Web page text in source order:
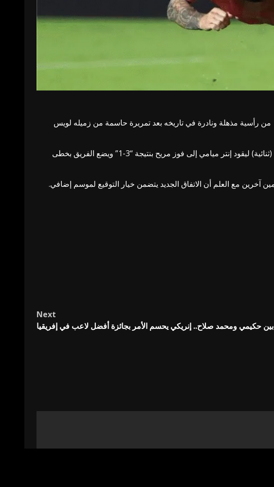
وشهدت المباراة تأبق الأسطورة الأرجنتيني ليونيل ميسي حيث قدم أداء رائعا وسجل الهدف الأول في الدقيقة 19 من رأسية مذهلة ونادرة في تاريخه بعد تمريرة حاسمة من زميله لويس
ومع اقتراب صافرة النهاية في الدقيقة 90 عاد ميسي ليؤكد تفوق فريقه بتسجيل الهدف الثالث والشخصي الثاني (ثنائية) ليقود إنتر ميامي إلى فوز مريح بنتيجة “3-1” ويضع الفريق بخطى
Next
بين حكيمي ومحمد صلاح.. إنريكي يحسم الأمر بجائزة أفضل لاعب في إفريقيا